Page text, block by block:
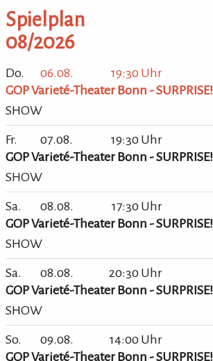
Spielplan
08/2026
Do. 06.08.
19:30 Uhr
GOP Varieté-Theater Bonn - SURPRISE!
SHOW
Fr. 07.08.
19:30 Uhr
GOP Varieté-Theater Bonn - SURPRISE!
SHOW
Sa. 08.08.
17:30 Uhr
GOP Varieté-Theater Bonn - SURPRISE!
SHOW
Sa. 08.08.
20:30 Uhr
GOP Varieté-Theater Bonn - SURPRISE!
SHOW
So. 09.08.
14:00 Uhr
GOP Varieté-Theater Bonn - SURPRISE!